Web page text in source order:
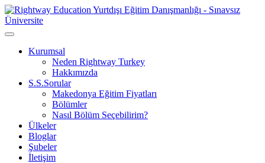
Kurumsal
Neden Rightway Turkey
Hakkımızda
S.S.Sorular
Makedonya Eğitim Fiyatları
Bölümler
Nasıl Bölüm Seçebilirim?
Ülkeler
Bloglar
Şubeler
İletişim